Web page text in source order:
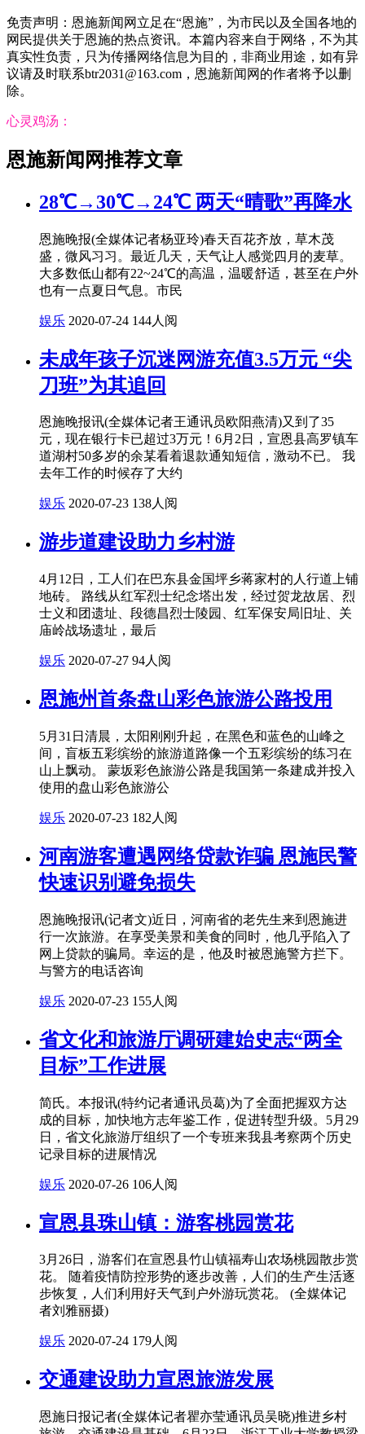
免责声明：恩施新闻网立足在“恩施”，为市民以及全国各地的
网民提供关于恩施的热点资讯。本篇内容来自于网络，不为其
真实性负责，只为传播网络信息为目的，非商业用途，如有异
议请及时联系btr2031@163.com，恩施新闻网的作者将予以删
除。
心灵鸡汤：
恩施新闻网推荐文章
28℃→30℃→24℃ 两天“晴歌”再降水
恩施晚报(全媒体记者杨亚玲)春天百花齐放，草木茂
盛，微风习习。最近几天，天气让人感觉四月的麦草。
大多数低山都有22~24℃的高温，温暖舒适，甚至在户外
也有一点夏日气息。市民
娱乐 2020-07-24 144人阅
未成年孩子沉迷网游充值3.5万元 “尖
刀班”为其追回
恩施晚报讯(全媒体记者王通讯员欧阳燕清)又到了35
元，现在银行卡已超过3万元！6月2日，宣恩县高罗镇车
道湖村50多岁的余某看着退款通知短信，激动不已。 我
去年工作的时候存了大约
娱乐 2020-07-23 138人阅
游步道建设助力乡村游
4月12日，工人们在巴东县金国坪乡蒋家村的人行道上铺
地砖。 路线从红军烈士纪念塔出发，经过贺龙故居、烈
士义和团遗址、段德昌烈士陵园、红军保安局旧址、关
庙岭战场遗址，最后
娱乐 2020-07-27 94人阅
恩施州首条盘山彩色旅游公路投用
5月31日清晨，太阳刚刚升起，在黑色和蓝色的山峰之
间，盲板五彩缤纷的旅游道路像一个五彩缤纷的练习在
山上飘动。 蒙坂彩色旅游公路是我国第一条建成并投入
使用的盘山彩色旅游公
娱乐 2020-07-23 182人阅
河南游客遭遇网络贷款诈骗 恩施民警
快速识别避免损失
恩施晚报讯(记者文)近日，河南省的老先生来到恩施进
行一次旅游。在享受美景和美食的同时，他几乎陷入了
网上贷款的骗局。幸运的是，他及时被恩施警方拦下。
与警方的电话咨询
娱乐 2020-07-23 155人阅
省文化和旅游厅调研建始史志“两全
目标”工作进展
简氏。本报讯(特约记者通讯员葛)为了全面把握双方达
成的目标，加快地方志年鉴工作，促进转型升级。5月29
日，省文化旅游厅组织了一个专班来我县考察两个历史
记录目标的进展情况
娱乐 2020-07-26 106人阅
宣恩县珠山镇：游客桃园赏花
3月26日，游客们在宣恩县竹山镇福寿山农场桃园散步赏
花。 随着疫情防控形势的逐步改善，人们的生产生活逐
步恢复，人们利用好天气到户外游玩赏花。 (全媒体记
者刘雅丽摄)
娱乐 2020-07-24 179人阅
交通建设助力宣恩旅游发展
恩施日报记者(全媒体记者瞿亦莹通讯员吴晓)推进乡村